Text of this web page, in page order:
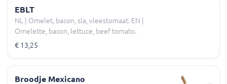
EBLT
NL | Omelet, bacon, sla, vleestomaat. EN |
Omelette, bacon, lettuce, beef tomato.
€ 13,25
Broodje Mexicano